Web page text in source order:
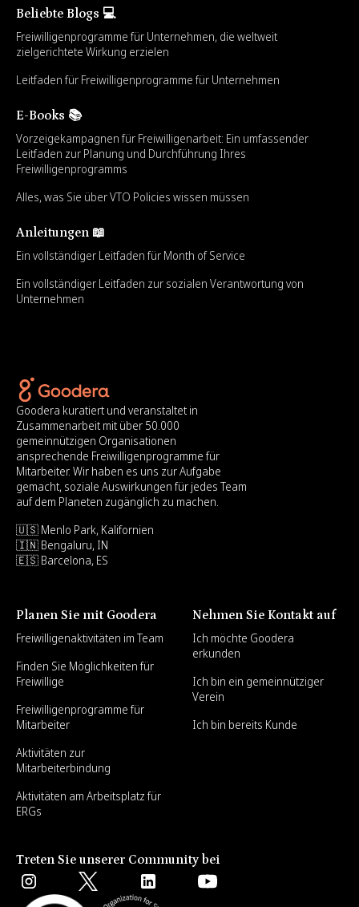
Beliebte Blogs 💻
Freiwilligenprogramme für Unternehmen, die weltweit
zielgerichtete Wirkung erzielen
Leitfaden für Freiwilligenprogramme für Unternehmen
E-Books 📚
Vorzeigekampagnen für Freiwilligenarbeit: Ein umfassender
Leitfaden zur Planung und Durchführung Ihres
Freiwilligenprogramms
Alles, was Sie über VTO Policies wissen müssen
Anleitungen 📖
Ein vollständiger Leitfaden für Month of Service
Ein vollständiger Leitfaden zur sozialen Verantwortung von
Unternehmen
Goodera kuratiert und veranstaltet in
Zusammenarbeit mit über 50.000
gemeinnützigen Organisationen
ansprechende Freiwilligenprogramme für
Mitarbeiter. Wir haben es uns zur Aufgabe
gemacht, soziale Auswirkungen für jedes Team
auf dem Planeten zugänglich zu machen.
🇺🇸 Menlo Park, Kalifornien
🇮🇳 Bengaluru, IN
🇪🇸 Barcelona, ES
Planen Sie mit Goodera
Freiwilligenaktivitäten im Team
Finden Sie Möglichkeiten für
Freiwillige
Freiwilligenprogramme für
Mitarbeiter
Aktivitäten zur
Mitarbeiterbindung
Aktivitäten am Arbeitsplatz für
ERGs
Nehmen Sie Kontakt auf
Ich möchte Goodera
erkunden
Ich bin ein gemeinnütziger
Verein
Ich bin bereits Kunde
Treten Sie unserer Community bei